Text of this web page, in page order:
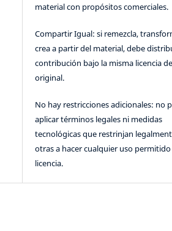
material con propósitos comerciales.
Compartir Igual: si remezcla,
crea a partir del material, debe
contribución bajo la misma licencia
original.
No hay restricciones adicionales: no
aplicar términos legales ni medidas
tecnológicas que restrinjan
otras a hacer cualquier uso
licencia.